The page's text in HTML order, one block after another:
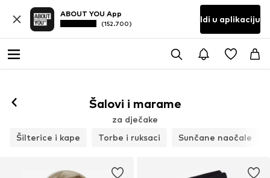
ABOUT YOU App
(152.700) Idi u aplikaciju
Šalovi i marame
za dječake
Šilterice i kape
Torbe i ruksaci Sunčane naočale